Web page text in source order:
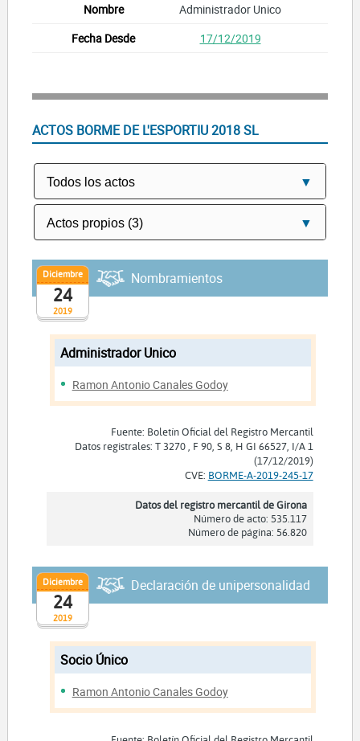
Administrador Unico
17/12/2019
ACTOS BORME DE L'ESPORTIU 2018 SL
2019
Diciembre
24
Nombramientos
Administrador Unico
Ramon Antonio Canales Godoy
Fuente: Boletín Oficial del Registro Mercantil
Datos registrales: T 3270 , F 90, S 8, H GI 66527, I/A 1
(17/12/2019)
CVE: BORME-A-2019-245-17
Datos del registro mercantil de Girona
Número de acto: 535.117
Número de página: 56.820
2019
Diciembre
24
Declaración de unipersonalidad
Socio Único
Ramon Antonio Canales Godoy